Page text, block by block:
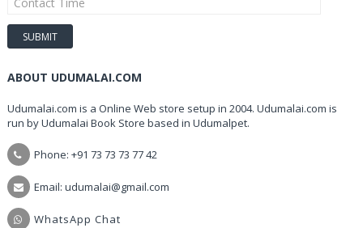
ABOUT UDUMALAI.COM
Udumalai.com is a Online Web store setup in 2004. Udumalai.com is
run by Udumalai Book Store based in Udumalpet.
Phone: +91 73 73 73 77 42
Email: udumalai@gmail.com
WhatsApp Chat